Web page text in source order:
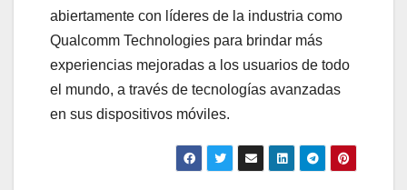
abiertamente con líderes de la industria como
Qualcomm Technologies para brindar más
experiencias mejoradas a los usuarios de todo
el mundo, a través de tecnologías avanzadas
en sus dispositivos móviles.